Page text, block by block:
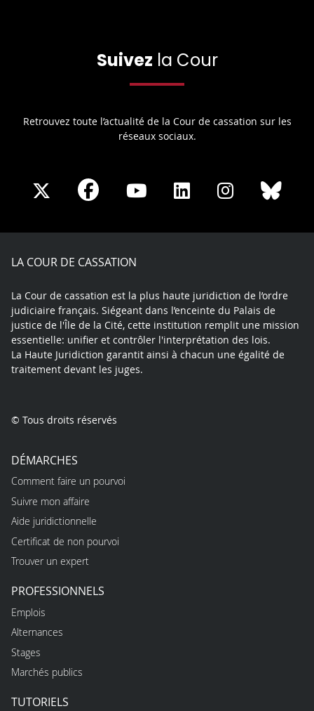
Suivez la Cour
Retrouvez toute l’actualité de la Cour de cassation sur les
réseaux sociaux.
Share
X
Share
Facebook
Share
Youtube
Share
LinkedIn
Share
Instagram
LA COUR DE CASSATION
La Cour de cassation est la plus haute juridiction de l’ordre
judiciaire français. Siégeant dans l’enceinte du Palais de
justice de l'Île de la Cité, cette institution remplit une mission
essentielle: unifier et contrôler l'interprétation des lois.
La Haute Juridiction garantit ainsi à chacun une égalité de
traitement devant les juges.
© Tous droits réservés
DÉMARCHES
Comment faire un pourvoi
Suivre mon affaire
Aide juridictionnelle
Certificat de non pourvoi
Trouver un expert
PROFESSIONNELS
Emplois
Alternances
Stages
Marchés publics
TUTORIELS